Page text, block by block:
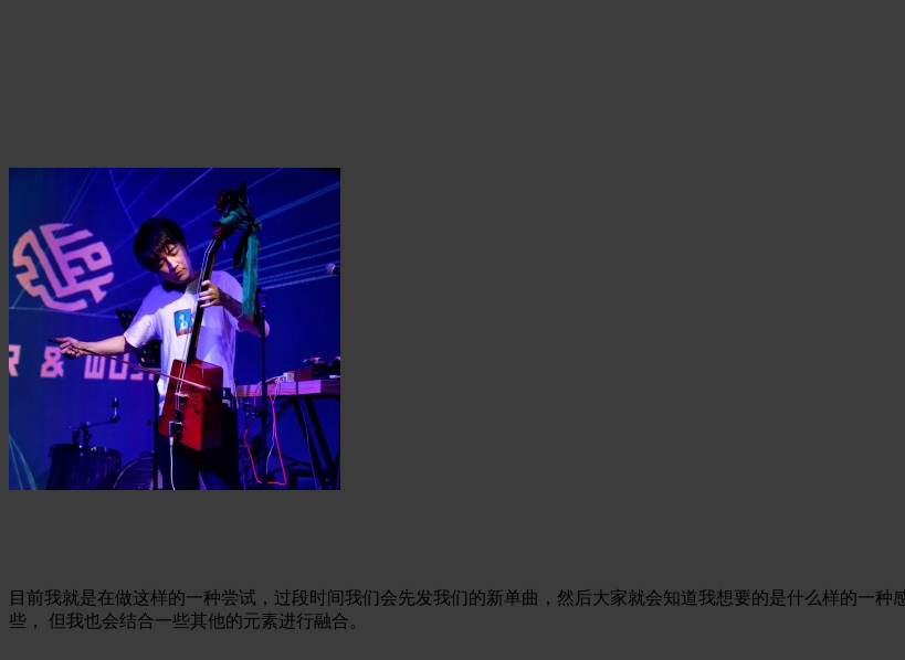
目前我就是在做这样的一种尝试，过段时间我们会先发我们的新单曲，然后大家就会知道我想要的是什么样的一
些， 但我也会结合一些其他的元素进行融合。